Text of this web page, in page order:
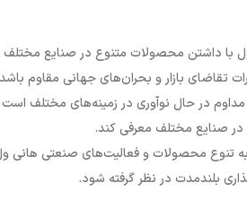
با داشتن محصولات متنوع در صنایع
تقاضای بازار و بحران‌های جهانی مقاوم
مداوم در حال نوآوری در زمینه‌های مختلف
در صنایع مختلف معرفی کند.
به تنوع محصولات و فعالیت‌های صنعتی
بلندمدت در نظر گرفته شود.